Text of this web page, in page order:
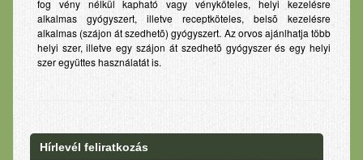
fog vény nélkül kapható vagy vényköteles, helyi kezelésre
alkalmas gyógyszert, illetve receptköteles, belsõ kezelésre
alkalmas (szájon át szedhetõ) gyógyszert. Az orvos ajánlhatja több
helyi szer, illetve egy szájon át szedhetõ gyógyszer és egy helyi
szer együttes használatát is.
Hírlevél feliratkozás